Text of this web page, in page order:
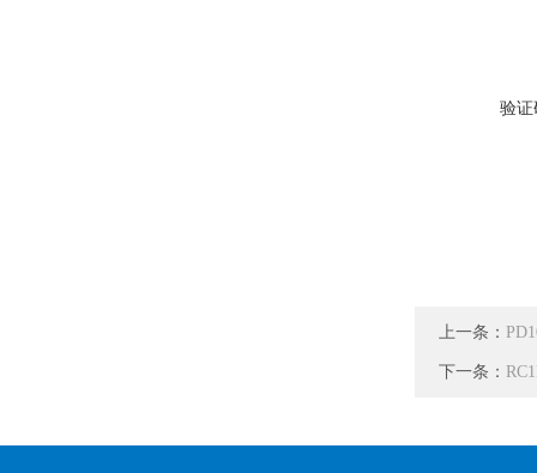
验
上一条：
下一条：